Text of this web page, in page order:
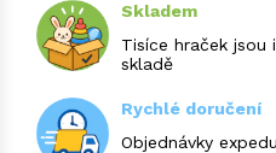
Skladem
Tisíce hraček jsou
skladě
Rychlé doručení
Objednávky